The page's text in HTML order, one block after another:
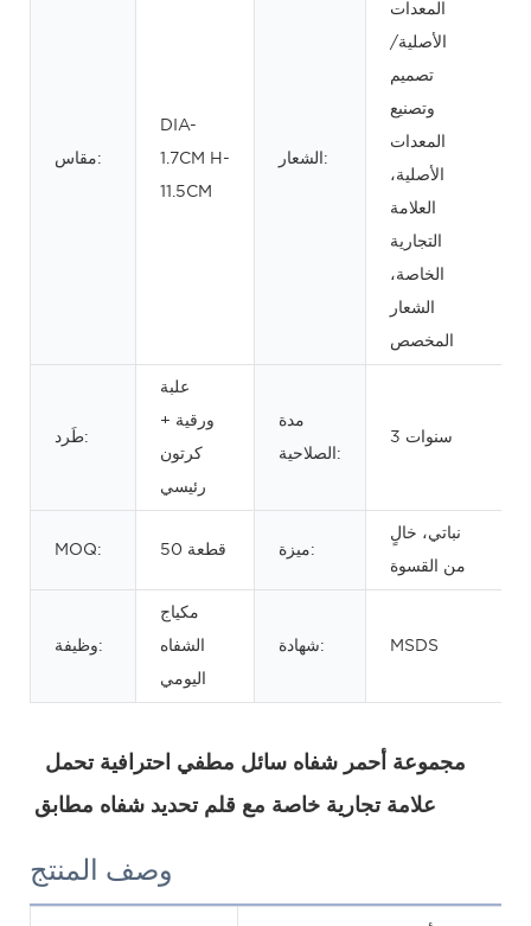
مقاس:
DIA-
1.7CM H-
11.5CM
الشعار:
المعدات
الأصلية/
تصميم
وتصنيع
المعدات
الأصلية،
العلامة
التجارية
الخاصة،
الشعار
المخصص
طَرد:
علبة
ورقية +
كرتون
رئيسي
مدة
الصلاحية:
3 سنوات
MOQ: 50 قطعة ميزة:
نباتي، خالٍ
من القسوة
وظيفة:
مكياج
الشفاه
اليومي
شهادة: MSDS
علامة تجارية خاصة مع قلم تحديد شفاه مطابق
وصف المنتج